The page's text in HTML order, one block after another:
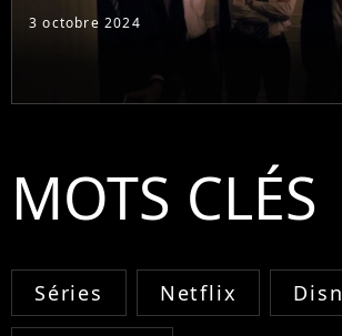
3 octobre 2024
MOTS CLÉS
Séries Netflix